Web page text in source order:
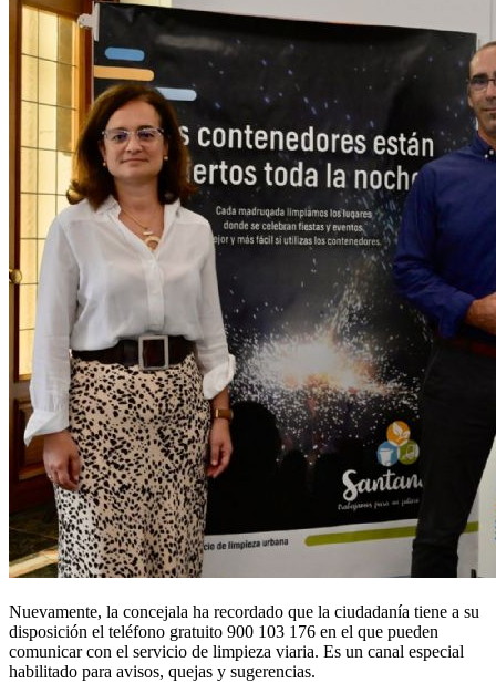
Nuevamente, la concejala ha recordado que la ciudadanía tiene a su
disposición el teléfono gratuito 900 103 176 en el que pueden
comunicar con el servicio de limpieza viaria. Es un canal especial
habilitado para avisos, quejas y sugerencias.